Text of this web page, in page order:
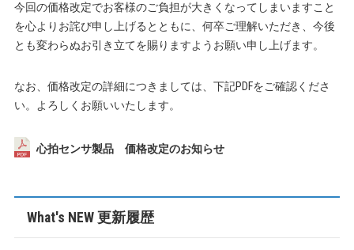
今回の価格改定でお客様のご負担が大きくなってしまいますこと
を心よりお詫び申し上げるとともに、何卒ご理解いただき、今後
とも変わらぬお引き立てを賜りますようお願い申し上げます。
なお、価格改定の詳細につきましては、下記PDFをご確認くださ
い。よろしくお願いいたします。
心拍センサ製品 価格改定のお知らせ
What's NEW 更新履歴